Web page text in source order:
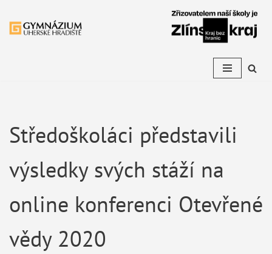
Přeskočit
Středoškoláci představili
výsledky svých stáží na
online konferenci Otevřené
vědy 2020